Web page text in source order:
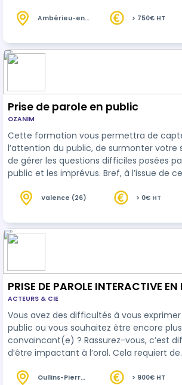
d'évolutionpersonnelleregroupe vos
Ambérieu-en-
> 750€ HT
Prise de parole en public
OZANIM
Cette formation vous permettra de
l’attention du public, de surmonter votre
de gérer les questions difficiles posées
public et les imprévus. Bref, à l’issue de
un vrai plaisir! Tarif formation intra-entreprise :
entreprises : 1200€ HT / personne
Valence (26) > 0€ HT
PRISE DE PAROLE INTERACTIVE EN
ACTEURS & CIE
Vous avez des difficultés à vous
public ou vous souhaitez être encore plus
convaincant(e) ? Rassurez-vous, c’est
d’être impactant à l’oral. Cela requiert de
oratoire afin de se mettre au service de
Oullins-Pierre-
> 900€ HT